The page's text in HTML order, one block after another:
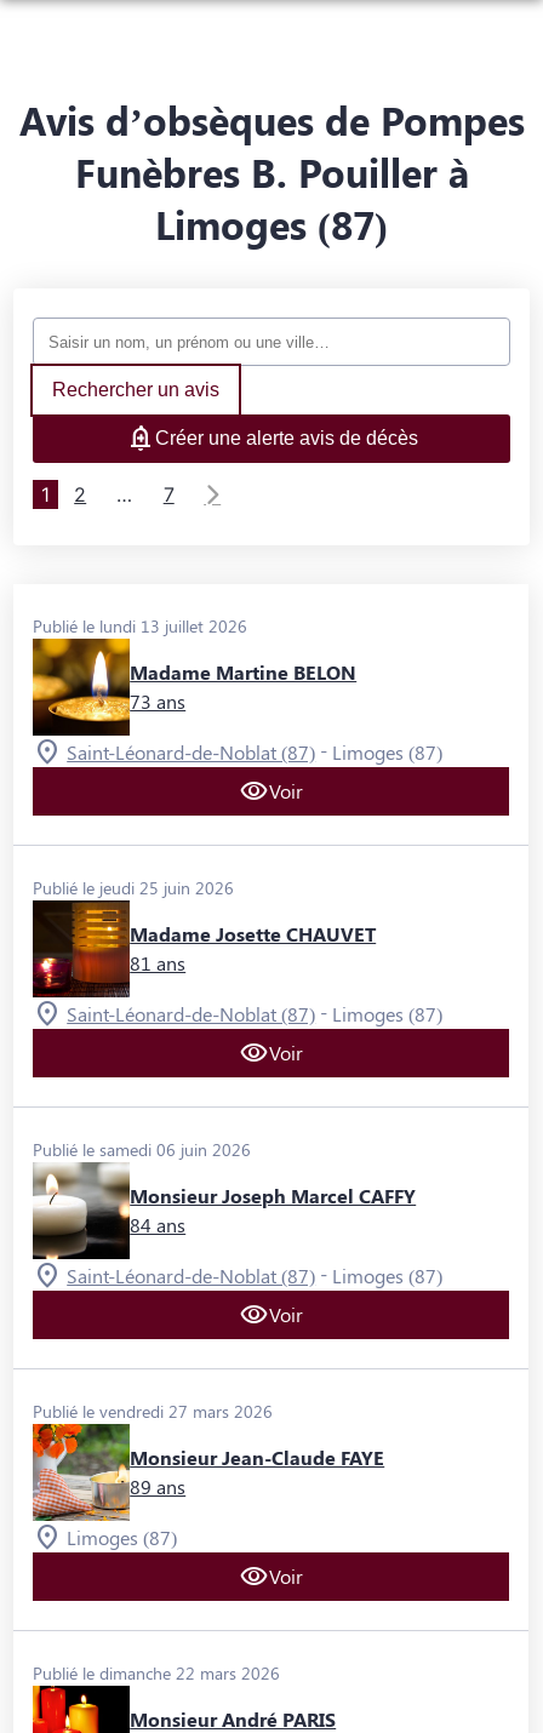
MONUMENTS FUNÉRAIRES
NOTRE AGENCE
SERVICES AUX FAMILLES
Avis d’obsèques de Pompes
Funèbres B. Pouiller à
Limoges (87)
Rechercher un avis
Créer une alerte avis de décès
1 2 … 7
Publié le lundi 13 juillet 2026
Madame Martine BELON
73 ans
Saint-Léonard-de-Noblat (87) - Limoges (87)
Voir
Publié le jeudi 25 juin 2026
Madame Josette CHAUVET
81 ans
Saint-Léonard-de-Noblat (87) - Limoges (87)
Voir
Publié le samedi 06 juin 2026
Monsieur Joseph Marcel CAFFY
84 ans
Saint-Léonard-de-Noblat (87) - Limoges (87)
Voir
Publié le vendredi 27 mars 2026
Monsieur Jean-Claude FAYE
89 ans
Limoges (87)
Voir
Publié le dimanche 22 mars 2026
Monsieur André PARIS